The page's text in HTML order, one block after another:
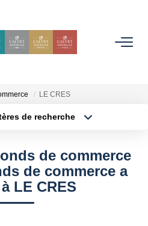
Équipe
Nos Avis
LE CRES
de recherche
Budget max
Créer une alerte
de commerce
de commerce a
LE CRES